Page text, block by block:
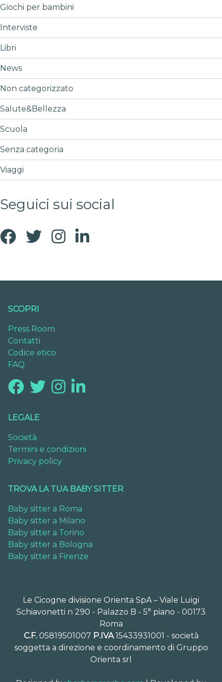
Giochi per bambini
Interviste
Libri
News
Non categorizzato
Salute&Bellezza
Scuola
Senza categoria
Viaggi
Seguici sui social
SCOPRI
Press Room
Contatti
Codice etico
FAQ
LEGALE
Società
Termini e condizioni
Privacy policy
TROVA LA TUA BABY SITTER
Baby sitter a Roma
Baby sitter a Milano
Baby sitter a Torino
Baby sitter a Bologna
Baby sitter a Firenze
Le Cicogne divisione Orienta SpA – Viale Luigi
Schiavonetti n 290 - Palazzo B - 5° piano - 00173
Roma
C.F.05819501007 P.IVA15433931001 - società
soggetta a direzione e coordinamento di Gruppo
Orienta srl